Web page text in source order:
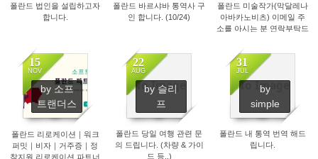
폴란드 법인을 설립하고자
합니다.
폴란드 바르샤바 통역사 구
인 합니다. (10/24)
폴란드 미술작가(막달레나
아바카노비츠) 이메일 주
소를 아시는 분 연락부탁드
15
NOV
by 소프
트랜더스
1247
폴란드 리로케이션｜워크
퍼밋｜비자｜거주증｜정
착지원 리로케이션 파트너
No Image
22
AUG
by 슬리
프
2068
폴란드 당일 여행 관련 문
의 드립니다. (차량 & 가이
드 등..)
No Image
31
JUL
by
simple
1575
폴란드 내 통역 번역 해드
립니다.